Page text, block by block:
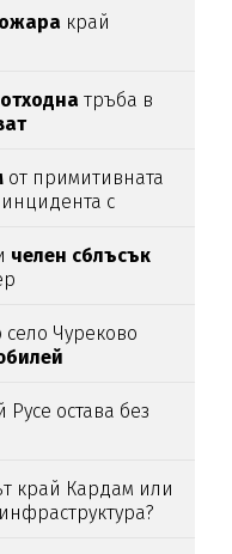
край
отходна тръба в
от примитивната
с
челен сблъсък
село Чуреково
Русе остава без
край Кардам или